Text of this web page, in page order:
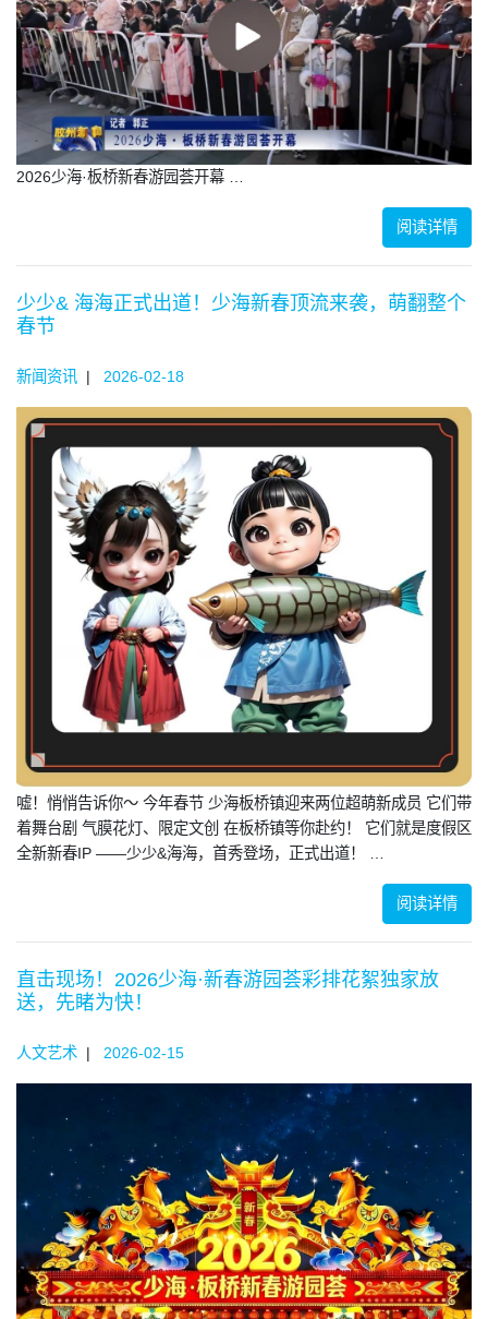
2026少海·板桥新春游园荟开幕 …
阅读详情
少少& 海海正式出道！少海新春顶流来袭，萌翻整个
春节
新闻资讯 | 2026-02-18
嘘！悄悄告诉你～ 今年春节 少海板桥镇迎来两位超萌新成员 它们带
着舞台剧 气膜花灯、限定文创 在板桥镇等你赴约！ 它们就是度假区
全新新春IP ——少少&海海，首秀登场，正式出道！ …
阅读详情
直击现场！2026少海·新春游园荟彩排花絮独家放
送，先睹为快！
人文艺术 | 2026-02-15